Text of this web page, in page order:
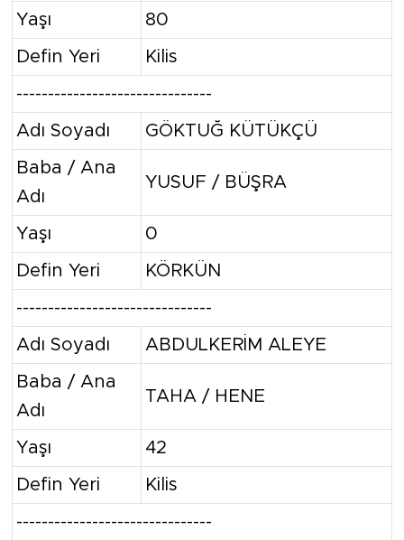
Yaşı 80
Defin Yeri Kilis
-------------------------------
Adı Soyadı GÖKTUĞ KÜTÜKÇÜ
Baba / Ana
Adı
YUSUF / BÜŞRA
Yaşı 0
Defin Yeri KÖRKÜN
-------------------------------
Adı Soyadı ABDULKERİM ALEYE
Baba / Ana
Adı
TAHA / HENE
Yaşı 42
Defin Yeri Kilis
-------------------------------